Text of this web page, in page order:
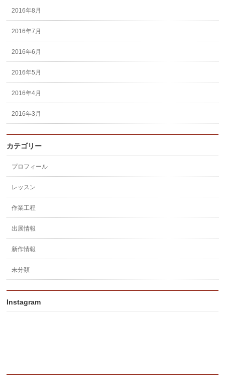
2016年8月
2016年7月
2016年6月
2016年5月
2016年4月
2016年3月
カテゴリー
プロフィール
レッスン
作業工程
出展情報
新作情報
未分類
Instagram